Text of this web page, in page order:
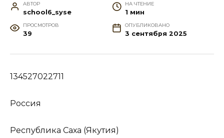
АВТОР
school6_syse
НА ЧТЕНИЕ
1 мин
ПРОСМОТРОВ
39
ОПУБЛИКОВАНО
3 сентября 2025
134527022711
Россия
Республика Саха (Якутия)